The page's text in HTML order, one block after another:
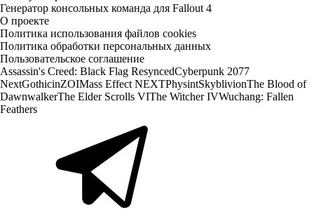
Генератор консольных команда для Fallout 4
О проекте
Политика использования файлов cookies
Политика обработки персональных данных
Пользовательское соглашение
Assassin's Creed: Black Flag ResyncedCyberpunk 2077
NextGothicinZOIMass Effect NEXTPhysintSkyblivionThe Blood of
DawnwalkerThe Elder Scrolls VIThe Witcher IVWuchang: Fallen
Feathers